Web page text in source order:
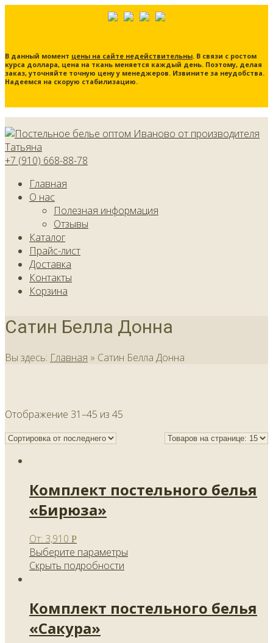
В данный момент цены на сайте недействительны. В связи с ростом
курса доллара, цена на ткань меняется каждый день. Поэтому, делая
заказ, уточняйте точную цену у менеджеров. Извините за неудобства.
Надеемся на скорую стабилизацию.
+7 (910) 668-88-78
Главная
О нас
Полезная информация
Отзывы
Каталог
Прайс-лист
Доставка
Контакты
Корзина
Сатин Белла Донна
Вы здесь: Главная » Сатин Белла Донна
Отображение 31–45 из 45
Комплект постельного белья
«Бирюза»
От: 3,910 Р
Выберите параметры
Скрыть подробности
Комплект постельного белья
«Сакура»